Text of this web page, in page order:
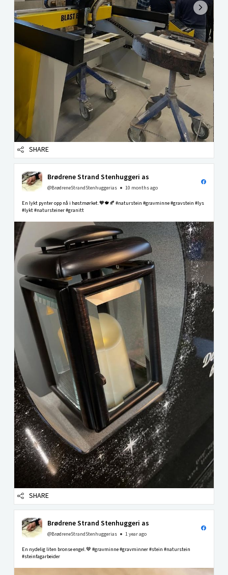
SHARE
Brødrene Strand Stenhuggeri as
@BrødreneStrandStenhuggerias 10 months ago
En lykt pynter opp nå i høstmørket.🧡🍁🍂 #naturstein #gravminne #gravstein #lys
#lykt #natursteiner #granitt
SHARE
Brødrene Strand Stenhuggeri as
@BrødreneStrandStenhuggerias 1 year ago
En nydelig liten bronse engel.🤎 #gravminne #gravminner #stein #naturstein
#steinfagarbeider